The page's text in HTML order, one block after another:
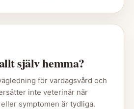
själv hemma?
för vardagsvård och
inte veterinär när
symptomen är tydliga.